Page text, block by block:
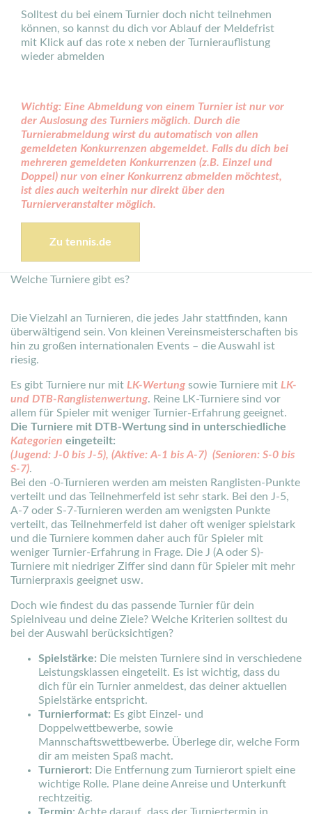
Solltest du bei einem Turnier doch nicht teilnehmen
können, so kannst du dich vor Ablauf der Meldefrist
mit Klick auf das rote x neben der Turnierauflistung
wieder abmelden
Wichtig: Eine Abmeldung von einem Turnier ist nur vor
der Auslosung des Turniers möglich. Durch die
Turnierabmeldung wirst du automatisch von allen
gemeldeten Konkurrenzen abgemeldet. Falls du dich bei
mehreren gemeldeten Konkurrenzen (z.B. Einzel und
Doppel) nur von einer Konkurrenz abmelden möchtest,
ist dies auch weiterhin nur direkt über den
Turnierveranstalter möglich.
Zu tennis.de
Welche Turniere gibt es?
Die Vielzahl an Turnieren, die jedes Jahr stattfinden, kann
überwältigend sein. Von kleinen Vereinsmeisterschaften bis
hin zu großen internationalen Events – die Auswahl ist
riesig.
Es gibt Turniere nur mit LK-Wertung sowie Turniere mit LK-
und DTB-Ranglistenwertung. Reine LK-Turniere sind vor
allem für Spieler mit weniger Turnier-Erfahrung geeignet.
Die Turniere mit DTB-Wertung sind in unterschiedliche
Kategorien eingeteilt:
(Jugend: J-0 bis J-5), (Aktive: A-1 bis A-7) (Senioren: S-0 bis
S-7).
Bei den -0-Turnieren werden am meisten Ranglisten-Punkte
verteilt und das Teilnehmerfeld ist sehr stark. Bei den J-5,
A-7 oder S-7-Turnieren werden am wenigsten Punkte
verteilt, das Teilnehmerfeld ist daher oft weniger spielstark
und die Turniere kommen daher auch für Spieler mit
weniger Turnier-Erfahrung in Frage. Die J (A oder S)-
Turniere mit niedriger Ziffer sind dann für Spieler mit mehr
Turnierpraxis geeignet usw.
Doch wie findest du das passende Turnier für dein
Spielniveau und deine Ziele? Welche Kriterien solltest du
bei der Auswahl berücksichtigen?
Spielstärke: Die meisten Turniere sind in verschiedene
Leistungsklassen eingeteilt. Es ist wichtig, dass du
dich für ein Turnier anmeldest, das deiner aktuellen
Spielstärke entspricht.
Turnierformat: Es gibt Einzel- und
Doppelwettbewerbe, sowie
Mannschaftswettbewerbe. Überlege dir, welche Form
dir am meisten Spaß macht.
Turnierort: Die Entfernung zum Turnierort spielt eine
wichtige Rolle. Plane deine Anreise und Unterkunft
rechtzeitig.